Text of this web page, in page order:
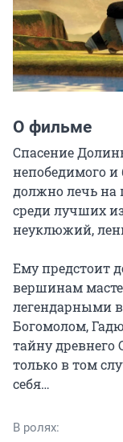
О фильме
Спасение
непобедимого и
должно лечь на
среди лучших
неуклюжий,
Ему предстоит
вершинам
легендарными
Богомолом,
тайну древнего
только в том
себя…
В ролях: